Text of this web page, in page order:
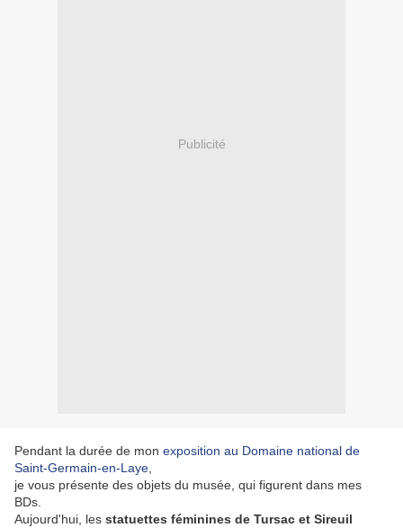
Publicité
Pendant la durée de mon exposition au Domaine national de
Saint-Germain-en-Laye
je vous présente des objets du musée, qui figurent dans mes
BDs.
Aujourd'hui, les statuettes féminines de Tursac et Sireuil